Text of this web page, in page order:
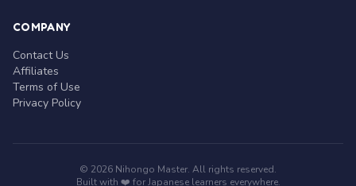
COMPANY
Contact Us
Affiliates
Terms of Use
Privacy Policy
© 2026 Nihongo Master. All rights reserved.
Built with ❤️ for Japanese learners everywhere.